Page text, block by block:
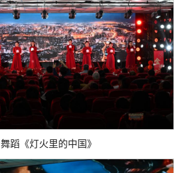
舞蹈《灯火里的中国》